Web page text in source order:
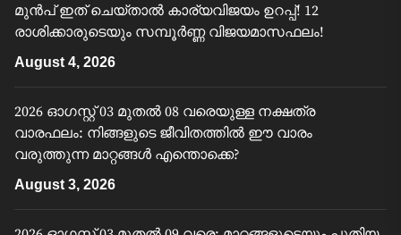
മുൻപ് ഇത് ചെയ്താൽ കാര്യവിജയം ഉറപ്പ്! 12
രാശിക്കാരുടെയും സമ്പൂർണ്ണ വിജയമാസഫലം!
August 4, 2026
2026 ഓഗസ്റ്റ് 03 മുതൽ 08 വരെയുള്ള നക്ഷത്ര
വാരഫലം: നിങ്ങളുടെ ജീവിതത്തിൽ ഈ വാരം
വരുത്തുന്ന മാറ്റങ്ങൾ എന്തൊക്കെ?
August 3, 2026